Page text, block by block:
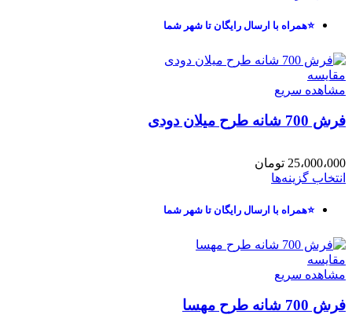
⭐همراه با ارسال رایگان تا شهر شما
مقایسه
مشاهده سریع
فرش 700 شانه طرح میلان دودی
25،000،000 تومان
انتخاب گزینه‌ها
⭐همراه با ارسال رایگان تا شهر شما
مقایسه
مشاهده سریع
فرش 700 شانه طرح مهسا